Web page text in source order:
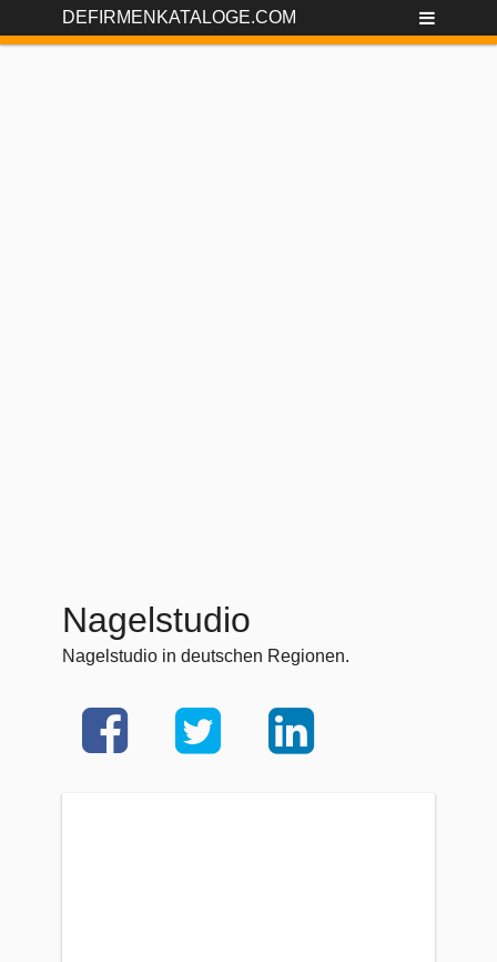
DEFIRMENKATALOGE.COM
Nagelstudio
Nagelstudio in deutschen Regionen.